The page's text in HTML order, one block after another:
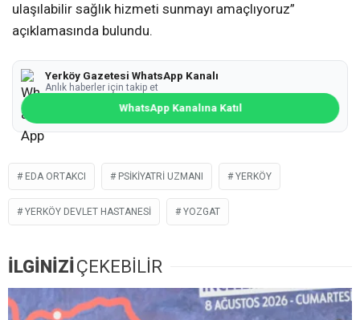
ulaşılabilir sağlık hizmeti sunmayı amaçlıyoruz”
açıklamasında bulundu.
Yerköy Gazetesi WhatsApp Kanalı
Anlık haberler için takip et
WhatsApp Kanalına Katıl
EDA ORTAKCI PSIKIYATRI UZMANI YERKÖY
YERKÖY DEVLET HASTANESI YOZGAT
İLGİNİZİÇEKEBİLİR